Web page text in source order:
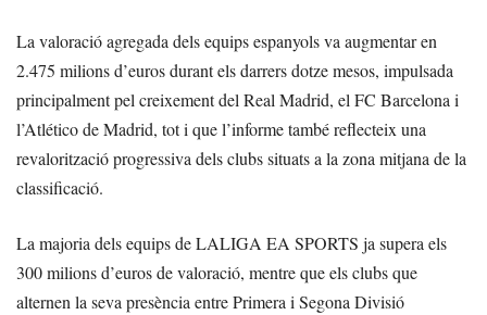
La valoració agregada dels equips espanyols va augmentar en
2.475 milions d’euros durant els darrers dotze mesos, impulsada
principalment pel creixement del Real Madrid, el FC Barcelona i
l’Atlético de Madrid, tot i que l’informe també reflecteix una
revalorització progressiva dels clubs situats a la zona mitjana de la
classificació.
La majoria dels equips de LALIGA EA SPORTS ja supera els
300 milions d’euros de valoració, mentre que els clubs que
alternen la seva presència entre Primera i Segona Divisió